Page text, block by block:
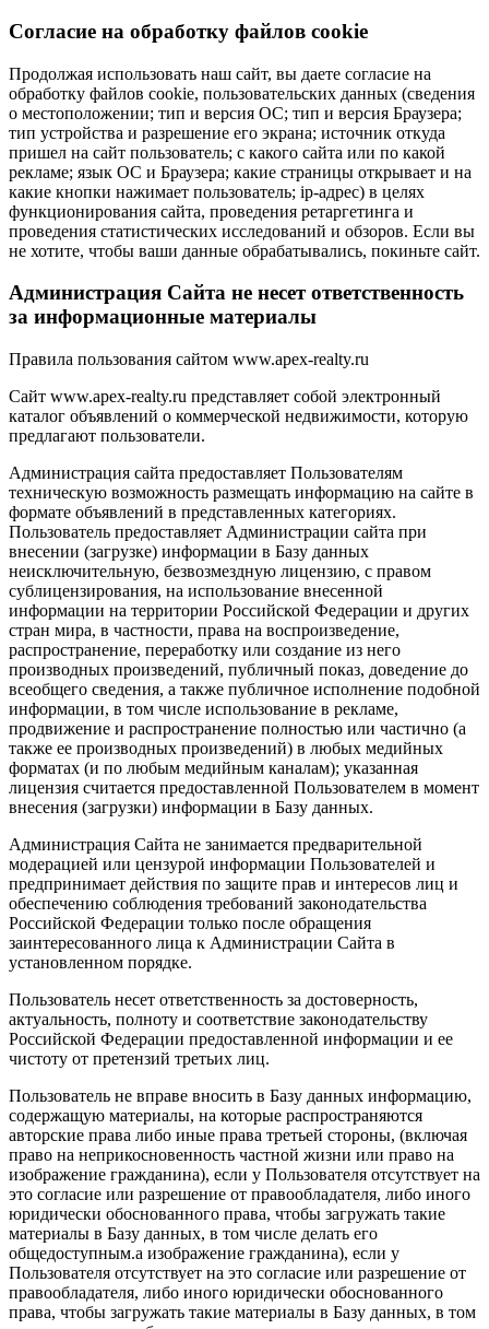
Cогласие на обработку файлов cookie
Продолжая использовать наш сайт, вы даете согласие на
обработку файлов cookie, пользовательских данных (сведения
о местоположении; тип и версия ОС; тип и версия Браузера;
тип устройства и разрешение его экрана; источник откуда
пришел на сайт пользователь; с какого сайта или по какой
рекламе; язык ОС и Браузера; какие страницы открывает и на
какие кнопки нажимает пользователь; ip-адрес) в целях
функционирования сайта, проведения ретаргетинга и
проведения статистических исследований и обзоров. Если вы
не хотите, чтобы ваши данные обрабатывались, покиньте сайт.
Администрация Сайта не несет ответственность
за информационные материалы
Правила пользования сайтом www.apex-realty.ru
Сайт www.apex-realty.ru представляет собой электронный
каталог объявлений о коммерческой недвижимости, которую
предлагают пользователи.
Администрация сайта предоставляет Пользователям
техническую возможность размещать информацию на сайте в
формате объявлений в представленных категориях.
Пользователь предоставляет Администрации сайта при
внесении (загрузке) информации в Базу данных
неисключительную, безвозмездную лицензию, с правом
сублицензирования, на использование внесенной
информации на территории Российской Федерации и других
стран мира, в частности, права на воспроизведение,
распространение, переработку или создание из него
производных произведений, публичный показ, доведение до
всеобщего сведения, а также публичное исполнение подобной
информации, в том числе использование в рекламе,
продвижение и распространение полностью или частично (а
также ее производных произведений) в любых медийных
форматах (и по любым медийным каналам); указанная
лицензия считается предоставленной Пользователем в момент
внесения (загрузки) информации в Базу данных.
Администрация Сайта не занимается предварительной
модерацией или цензурой информации Пользователей и
предпринимает действия по защите прав и интересов лиц и
обеспечению соблюдения требований законодательства
Российской Федерации только после обращения
заинтересованного лица к Администрации Сайта в
установленном порядке.
Пользователь несет ответственность за достоверность,
актуальность, полноту и соответствие законодательству
Российской Федерации предоставленной информации и ее
чистоту от претензий третьих лиц.
Пользователь не вправе вносить в Базу данных информацию,
содержащую материалы, на которые распространяются
авторские права либо иные права третьей стороны, (включая
право на неприкосновенность частной жизни или право на
изображение гражданина), если у Пользователя отсутствует на
это согласие или разрешение от правообладателя, либо иного
юридически обоснованного права, чтобы загружать такие
материалы в Базу данных, в том числе делать его
общедоступным.а изображение гражданина), если у
Пользователя отсутствует на это согласие или разрешение от
правообладателя, либо иного юридически обоснованного
права, чтобы загружать такие материалы в Базу данных, в том